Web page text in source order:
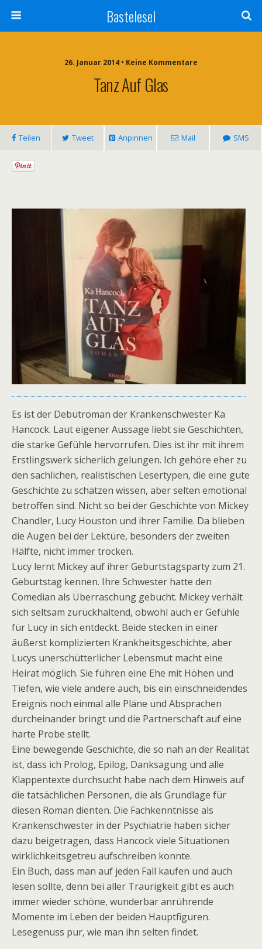
Bastelesel
26. Januar 2014 • Keine Kommentare
Tanz Auf Glas
Teilen Tweet Anpinnen Mail SMS
Es ist der Debütroman der Krankenschwester Ka
Hancock. Laut eigener Aussage liebt sie Geschichten,
die starke Gefühle hervorrufen. Dies ist ihr mit ihrem
Erstlingswerk sicherlich gelungen. Ich gehöre eher zu
den sachlichen, realistischen Lesertypen, die eine gute
Geschichte zu schätzen wissen, aber selten emotional
betroffen sind. Nicht so bei der Geschichte von Mickey
Chandler, Lucy Houston und ihrer Familie. Da blieben
die Augen bei der Lektüre, besonders der zweiten
Hälfte, nicht immer trocken.
Lucy lernt Mickey auf ihrer Geburtstagsparty zum 21.
Geburtstag kennen. Ihre Schwester hatte den
Comedian als Überraschung gebucht. Mickey verhält
sich seltsam zurückhaltend, obwohl auch er Gefühle
für Lucy in sich entdeckt. Beide stecken in einer
äußerst komplizierten Krankheitsgeschichte, aber
Lucys unerschütterlicher Lebensmut macht eine
Heirat möglich. Sie führen eine Ehe mit Höhen und
Tiefen, wie viele andere auch, bis ein einschneidendes
Ereignis noch einmal alle Pläne und Absprachen
durcheinander bringt und die Partnerschaft auf eine
harte Probe stellt.
Eine bewegende Geschichte, die so nah an der Realität
ist, dass ich Prolog, Epilog, Danksagung und alle
Klappentexte durchsucht habe nach dem Hinweis auf
die tatsächlichen Personen, die als Grundlage für
diesen Roman dienten. Die Fachkenntnisse als
Krankenschwester in der Psychiatrie haben sicher
dazu beigetragen, dass Hancock viele Situationen
wirklichkeitsgetreu aufschreiben konnte.
Ein Buch, dass man auf jeden Fall kaufen und auch
lesen sollte, denn bei aller Traurigkeit gibt es auch
immer wieder schöne, wunderbar anrührende
Momente im Leben der beiden Hauptfiguren.
Lesegenuss pur, wie man ihn selten findet.